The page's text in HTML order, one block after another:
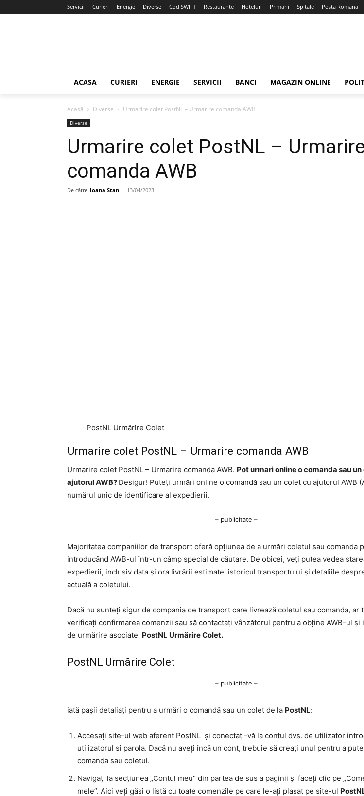
Servicii Curieri Energie Diverse Cod SWIFT Restaurante Hoteluri Primarii Spitale Posta Romana
ACASA CURIERI ENERGIE SERVICII BANCI MAGAZIN ONLINE
Acasă Diverse Urmarire colet PostNL – Urmarire comanda AWB
Diverse
Urmarire colet PostNL – Urmarire
comanda AWB
De către Ioana Stan - 13/04/2023
PostNL Urmărire Colet
Urmarire colet PostNL – Urmarire comanda AWB
Urmarire colet PostNL – Urmarire comanda AWB. Pot urmari online o comanda sau
ajutorul AWB? Desigur! Puteți urmări online o comandă sau un colet cu ajutorul AWB
numărul unic de identificare al expedierii.
– publicitate –
Majoritatea companiilor de transport oferă opțiunea de a urmări coletul sau comanda
introducând AWB-ul într-un câmp special de căutare. De obicei, veți putea vedea
expedierii, inclusiv data și ora livrării estimate, istoricul transportului și detaliile
actuală a coletului.
Dacă nu sunteți sigur de compania de transport care livrează coletul sau comanda, ar
verificați confirmarea comenzii sau să contactați vânzătorul pentru a obține AWB-ul și
de urmărire asociate. PostNL Urmărire Colet.
PostNL Urmărire Colet
– publicitate –
iată pașii detaliați pentru a urmări o comandă sau un colet de la PostNL:
Accesați site-ul web aferent PostNL și conectați-vă la contul dvs. de utilizator
utilizatorul si parola. Dacă nu aveți încă un cont, trebuie să creați unul pentru a
comanda sau coletul.
Navigați la secțiunea „Contul meu” din partea de sus a paginii și faceți clic pe
mele”. Aici veți găsi o listă cu toate comenzile pe care le-ați plasat pe site-ul